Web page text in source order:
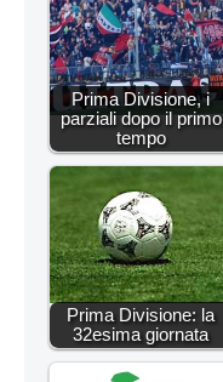
Prima Divisione, i
parziali dopo il primo
tempo
Prima Divisione: la
32esima giornata